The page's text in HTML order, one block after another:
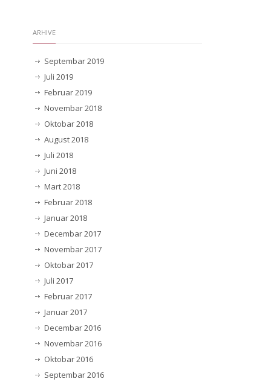
ARHIVE
Septembar 2019
Juli 2019
Februar 2019
Novembar 2018
Oktobar 2018
August 2018
Juli 2018
Juni 2018
Mart 2018
Februar 2018
Januar 2018
Decembar 2017
Novembar 2017
Oktobar 2017
Juli 2017
Februar 2017
Januar 2017
Decembar 2016
Novembar 2016
Oktobar 2016
Septembar 2016